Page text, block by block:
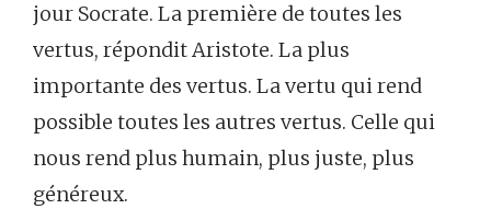
jour Socrate. La première de toutes les
vertus, répondit Aristote. La plus
importante des vertus. La vertu qui rend
possible toutes les autres vertus. Celle qui
nous rend plus humain, plus juste, plus
généreux.